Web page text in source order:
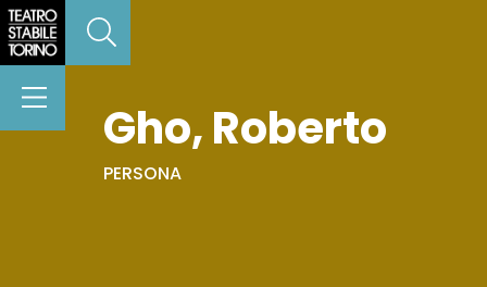
Gho, Roberto
PERSONA